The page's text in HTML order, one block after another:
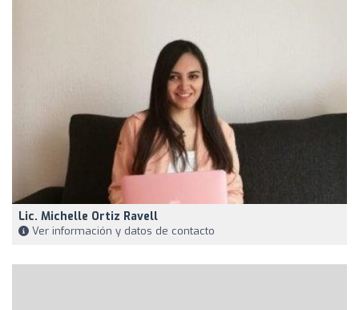
Lic. Michelle Ortiz Ravell
Ver información y datos de contacto